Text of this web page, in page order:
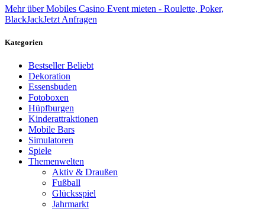
Mehr über Mobiles Casino Event mieten - Roulette, Poker,
BlackJackJetzt Anfragen
Kategorien
BestsellerBeliebt
Dekoration
Essensbuden
Fotoboxen
Hüpfburgen
Kinderattraktionen
Mobile Bars
Simulatoren
Spiele
Themenwelten
Aktiv & Draußen
Fußball
Glücksspiel
Jahrmarkt